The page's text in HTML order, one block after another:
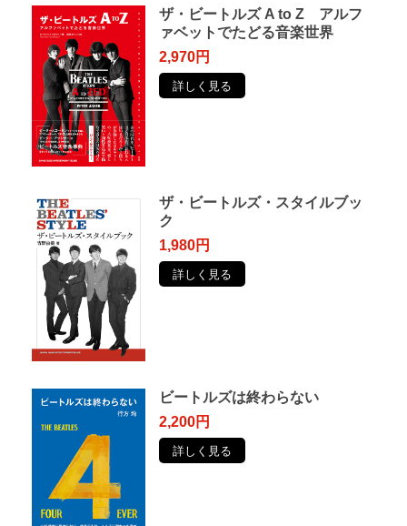
ザ・ビートルズ A to Z アルフ
ァベットでたどる音楽世界
2,970円
詳しく見る
ザ・ビートルズ・スタイルブッ
ク
1,980円
詳しく見る
ビートルズは終わらない
2,200円
詳しく見る